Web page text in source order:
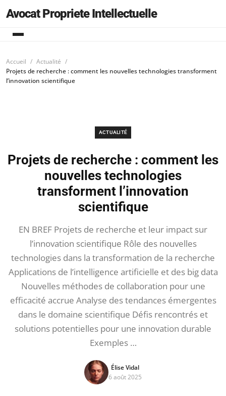
Avocat Propriete Intellectuelle
Accueil
Actualité
Projets de recherche : comment les nouvelles technologies transforment
l’innovation scientifique
ACTUALITÉ
Projets de recherche : comment les
nouvelles technologies
transforment l’innovation
scientifique
EN BREF Projets de recherche et leur impact sur
l’innovation scientifique Rôle des nouvelles
technologies dans la transformation de la recherche
Applications de l’intelligence artificielle et des big data
Nouvelles méthodes de collaboration pour une
efficacité accrue Analyse des tendances émergentes
dans le domaine scientifique Défis rencontrés et
solutions potentielles pour une innovation durable
Exemples …
Élise Vidal
6 août 2025